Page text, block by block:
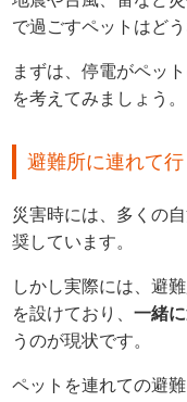
で過ごすペットはど
まずは、停電がペッ
を考えてみましょう。
避難所に連れて
災害時には、多くの
奨しています。
しかし実際には、避
を設けており、一緒
うのが現状です。
ペットを連れての避